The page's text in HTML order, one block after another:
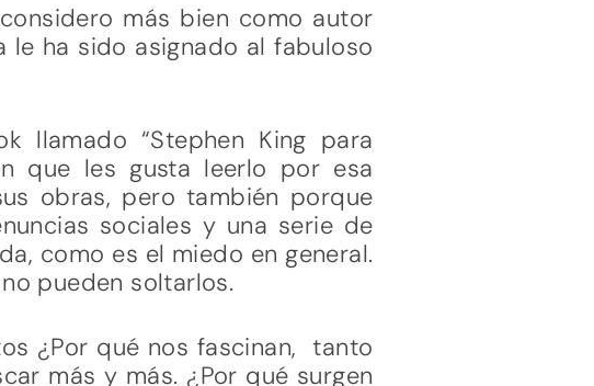
más bien como autor
le ha sido asignado al fabuloso
llamado “Stephen King para
que les gusta leerlo por esa
obras, pero también porque
sociales y una serie de
como es el miedo en general.
pueden soltarlos.
¿Por qué nos fascinan, tanto
más y más. ¿Por qué surgen